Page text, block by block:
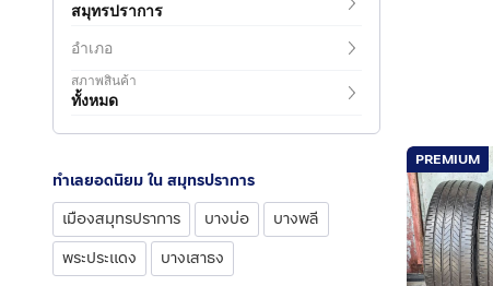
สมุทรปราการ
อำเภอ
สภาพสินค้า
ทั้งหมด
ทำเลยอดนิยม ใน สมุทรปราการ
เมืองสมุทรปราการ
บางบ่อ
บางพลี
พระประแดง
บางเสาธง
PREMIUM